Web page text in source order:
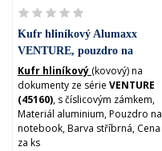
Kufr hliníkový Alumaxx
VENTURE, pouzdro na
notebook (45160)
Kufr hliníkový (kovový) na
dokumenty ze série VENTURE
(45160), s číslicovým zámkem,
Materiál aluminium, Pouzdro na
notebook, Barva stříbrná, Cena
za ks